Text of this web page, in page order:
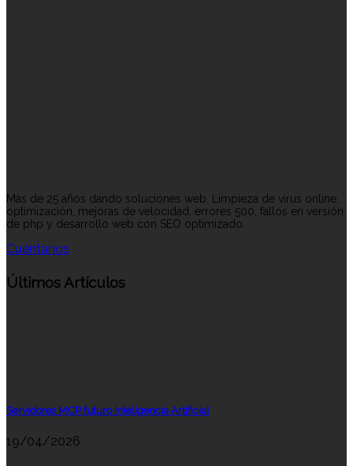
Más de 25 años dando soluciones web. Limpieza de virus online,
optimización, mejoras de velocidad, errores 500, fallos en versión
de php y desarrollo web con SEO optimizado.
Cuéntanos
Últimos Artículos
Servidores MCP futuro Inteligencia Artificial
19/04/2026